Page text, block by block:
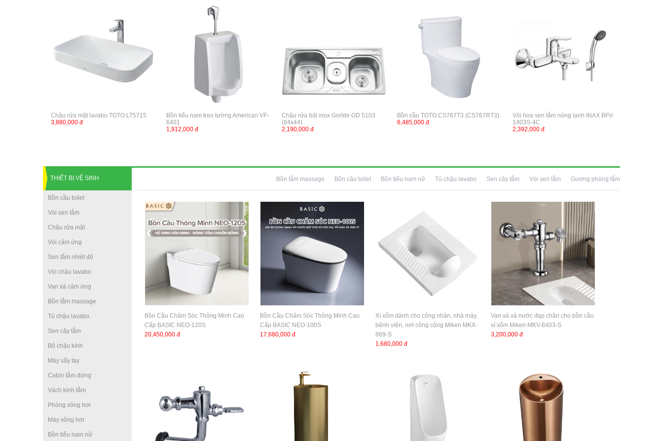
Chậu rửa mặt lavabo TOTO LT5715
3,880,000 đ
Bồn tiểu nam treo tường American VF-
6401
1,912,000 đ
Chậu rửa bát inox Gorlde GD 5103
(84x44)
2,190,000 đ
Bồn cầu TOTO CS767T3 (CS767RT3)
6,485,000 đ
Vòi hoa sen tắm nóng lạnh INAX BFV-
1403S-4C
2,392,000 đ
THIẾT BỊ VỆ SINH
Bồn cầu toilet
Vòi sen tắm
Chậu rửa mặt
Vòi cảm ứng
Sen tắm nhiệt độ
Vòi chậu lavabo
Van xả cảm ứng
Bồn tắm massage
Tủ chậu lavabo
Sen cây tắm
Bộ chậu kính
Máy sấy tay
Cabin tắm đứng
Vách kính tắm
Phòng xông hơi
Máy xông hơi
Bồn tiểu nam nữ
Bồn tắm massage Bồn cầu toilet Bồn tiểu nam nữ Tủ chậu lavabo Sen cây tắm Vòi sen tắm Gương phòng tắm
Bồn Cầu Chăm Sóc Thông Minh Cao
Cấp BASIC NEO-120S
20,450,000 đ
Bồn Cầu Chăm Sóc Thông Minh Cao
Cấp BASIC NEO-100S
17,680,000 đ
Xí xổm dành cho công nhân, nhà máy,
bệnh viện, nơi công cộng Miken MKX-
869-S
1,680,000 đ
Van xả xả nước đạp chân cho bồn cầu
xí xổm Miken MKV-8403-S
3,200,000 đ